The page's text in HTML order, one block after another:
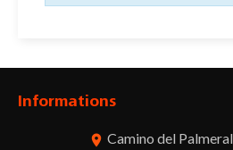
Informations
room Camino del